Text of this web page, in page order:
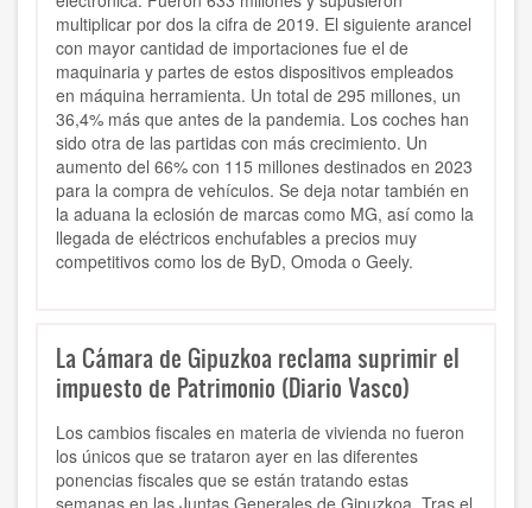
multiplicar por dos la cifra de 2019. El siguiente arancel
con mayor cantidad de importaciones fue el de
maquinaria y partes de estos dispositivos empleados
en máquina herramienta. Un total de 295 millones, un
36,4% más que antes de la pandemia. Los coches han
sido otra de las partidas con más crecimiento. Un
aumento del 66% con 115 millones destinados en 2023
para la compra de vehículos. Se deja notar también en
la aduana la eclosión de marcas como MG, así como la
llegada de eléctricos enchufables a precios muy
competitivos como los de ByD, Omoda o Geely.
La Cámara de Gipuzkoa reclama suprimir el
impuesto de Patrimonio (Diario Vasco)
Los cambios fiscales en materia de vivienda no fueron
los únicos que se trataron ayer en las diferentes
ponencias fiscales que se están tratando estas